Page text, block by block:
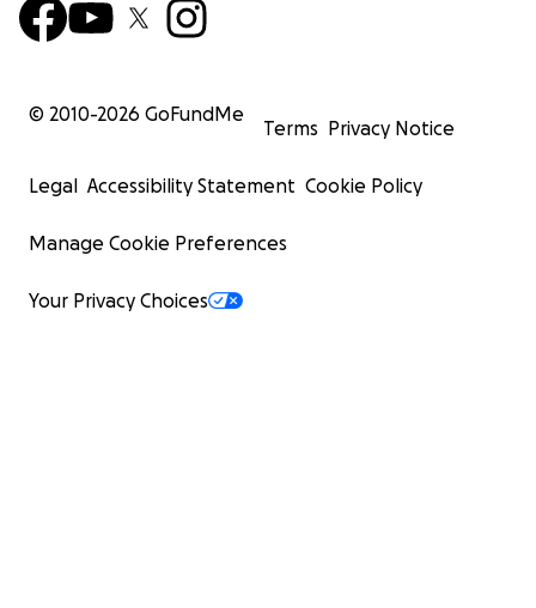
© 2010-2026 GoFundMe
Terms Privacy Notice
Legal Accessibility Statement Cookie Policy
Manage Cookie Preferences
Your Privacy Choices